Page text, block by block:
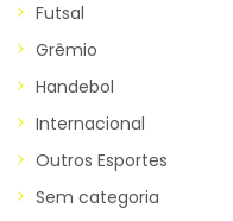
Futsal
Grêmio
Handebol
Internacional
Outros Esportes
Sem categoria